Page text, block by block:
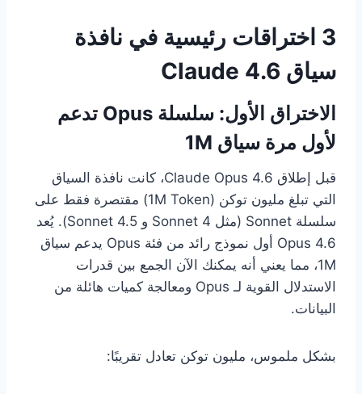
3 اختراقات رئيسية في نافذة
سياق Claude 4.6
الاختراق الأول: سلسلة Opus تدعم
لأول مرة سياق 1M
قبل إطلاق Claude Opus 4.6، كانت نافذة السياق
التي تبلغ مليون توكن (1M Token) مقتصرة فقط على
سلسلة Sonnet (مثل Sonnet 4 و Sonnet 4.5). يُعد
Opus 4.6 أول نموذج رائد من فئة Opus يدعم سياق
1M، مما يعني أنه يمكنك الآن الجمع بين قدرات
الاستدلال القوية لـ Opus ومعالجة كميات هائلة من
البيانات.
بشكل ملموس، مليون توكن تعادل تقريبًا: